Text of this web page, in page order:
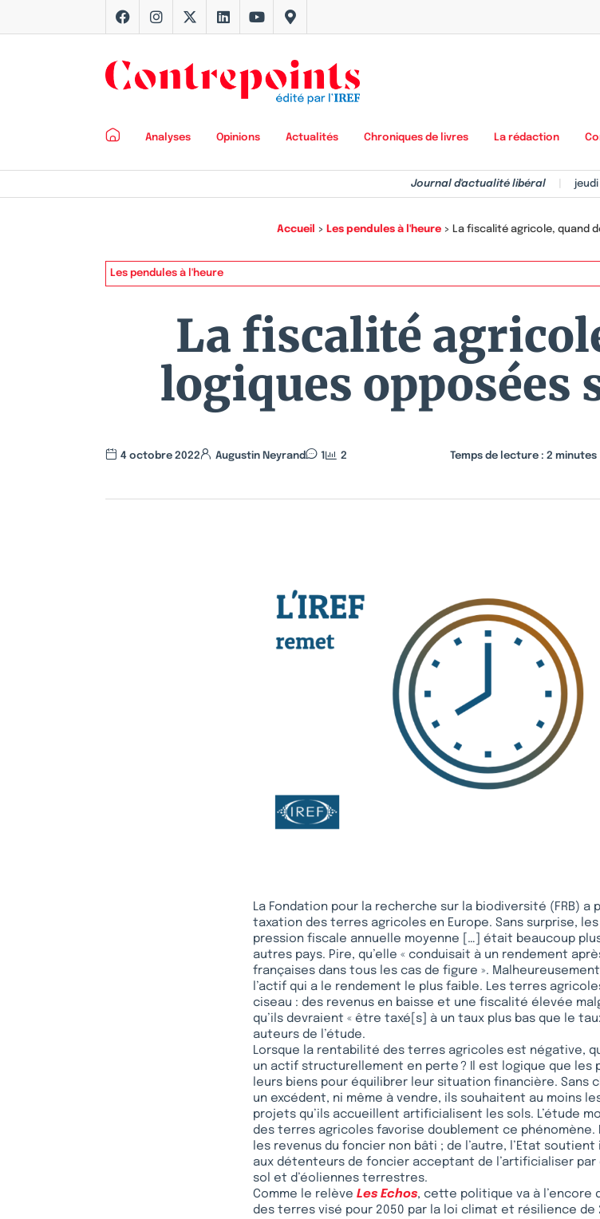
Analyses Opinions Actualités Chroniques de livres La rédaction
Journal d'actualité libéral
Accueil > Les pendules à l'heure > La fiscalité agricole, quand
Les pendules à l'heure
La fiscalité
logiques opposées
4 octobre 2022 Augustin Neyrand 1 2 Temps de lecture : 2 minutes
La Fondation pour la recherche sur la biodiversité (FRB) a
taxation des terres agricoles en Europe. Sans surprise,
pression fiscale annuelle moyenne […] était beaucoup
autres pays. Pire, qu’elle « conduisait à un rendement
françaises dans tous les cas de figure ».
l’actif qui a le rendement le plus faible. Les terres
ciseau : des revenus en baisse et une fiscalité élevée
qu’ils devraient « être taxé[s] à un taux plus bas que le
auteurs de l’étude.
Lorsque la rentabilité des terres agricoles est négative,
un actif structurellement en perte ? Il est logique que
leurs biens pour équilibrer leur situation financière. Sans
un excédent, ni même à vendre, ils souhaitent au moins
projets qu’ils accueillent artificialisent les sols. L’étude
des terres agricoles favorise doublement ce phénomène.
les revenus du foncier non bâti ; de l’autre, l’Etat
aux détenteurs de foncier acceptant de l’artificialiser par
sol et d’éoliennes terrestres.
Comme le relève Les Echos, cette politique va à l’encore
des terres visé pour 2050 par la loi climat et résilience de